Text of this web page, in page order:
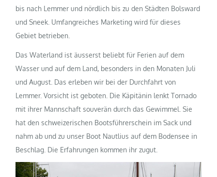
bis nach Lemmer und nördlich bis zu den Städten Bolsward
und Sneek. Umfangreiches Marketing wird für dieses
Gebiet betrieben.
Das Waterland ist äusserst beliebt für Ferien auf dem
Wasser und auf dem Land, besonders in den Monaten Juli
und August. Das erleben wir bei der Durchfahrt von
Lemmer. Vorsicht ist geboten. Die Käpitänin lenkt Tornado
mit ihrer Mannschaft souverän durch das Gewimmel. Sie
hat den schweizerischen Bootsführerschein im Sack und
nahm ab und zu unser Boot Nautlius auf dem Bodensee in
Beschlag. Die Erfahrungen kommen ihr zugut.